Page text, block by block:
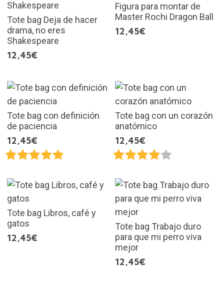
Tote bag Deja de hacer
drama, no eres
Shakespeare
12,45€
Figura para montar de
Master Rochi Dragon Ball
12,45€
Tote bag con definición
de paciencia
12,45€
Tote bag con un corazón
anatómico
12,45€
Tote bag Libros, café y
gatos
12,45€
Tote bag Trabajo duro
para que mi perro viva
mejor
12,45€